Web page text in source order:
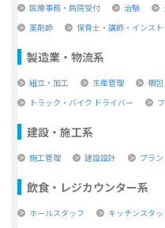
医療事務・病院受付 治験
薬剤師
保育士・講師・インス
製造業・物流系
組立・加工 生産管理
梱
トラック・バイク ドライバー
建設・施工系
施工管理 建設設計 プラ
飲食・レジカウンター系
ホールスタッフ キッチンスタッ